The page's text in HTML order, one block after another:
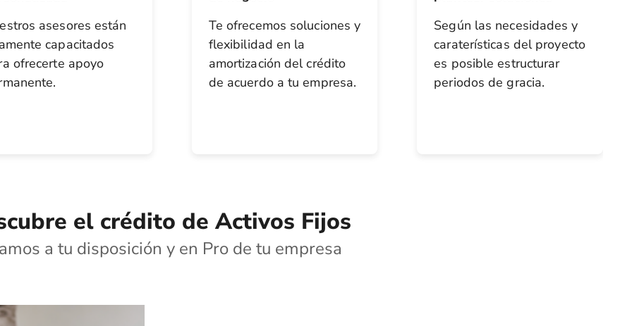
asesores están
capacitados
ofrecerte apoyo
Te ofrecemos soluciones y
flexibilidad en la
amortización del crédito
de acuerdo a tu empresa.
Según las necesidades y
caraterísticas del proyecto
es posible estructurar
periodos de gracia.
el crédito de Activos Fijos
a tu disposición y en Pro de tu empresa